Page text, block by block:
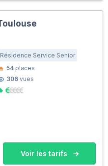
Résidence Service Senior
54 places
306 vues
Voir les tarifs